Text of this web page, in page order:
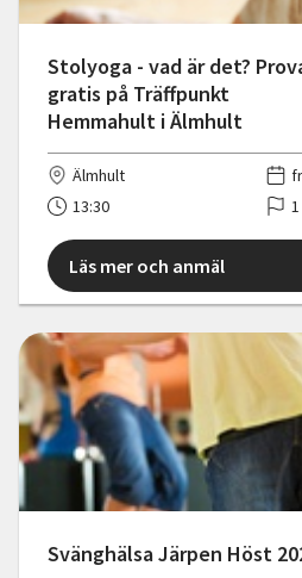
Stolyoga - vad är det?
gratis på Träffpunkt
Hemmahult i Älmhult
Älmhult
13:30
Läs mer och anmäl
Svänghälsa Järpen Höst